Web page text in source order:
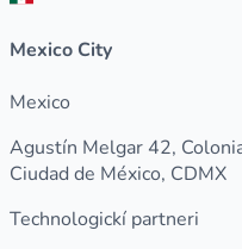
Mexico City
Mexico
Agustín Melgar 42,
Ciudad de México, CDMX
Technologickí partneri